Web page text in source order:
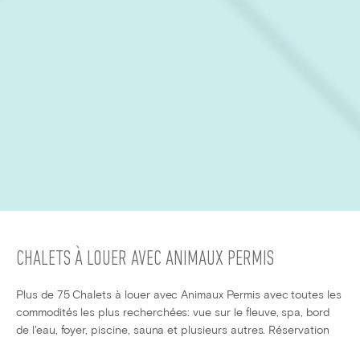
CHALETS À LOUER AVEC ANIMAUX PERMIS
Plus de 75 Chalets à louer avec Animaux Permis avec toutes les
commodités les plus recherchées: vue sur le fleuve, spa, bord
de l'eau, foyer, piscine, sauna et plusieurs autres. Réservation